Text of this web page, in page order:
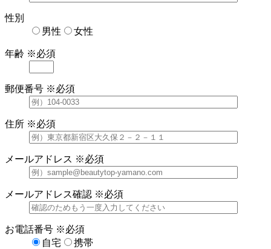
性別
男性
女性
年齢 ※必須
郵便番号 ※必須
住所 ※必須
メールアドレス ※必須
メールアドレス確認 ※必須
お電話番号 ※必須
自宅
携帯